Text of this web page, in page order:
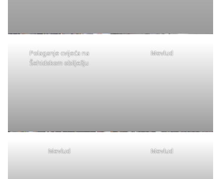
Polaganje cvijeća na
Šehidskom obilježju
Mevlud
Mevlud Mevlud